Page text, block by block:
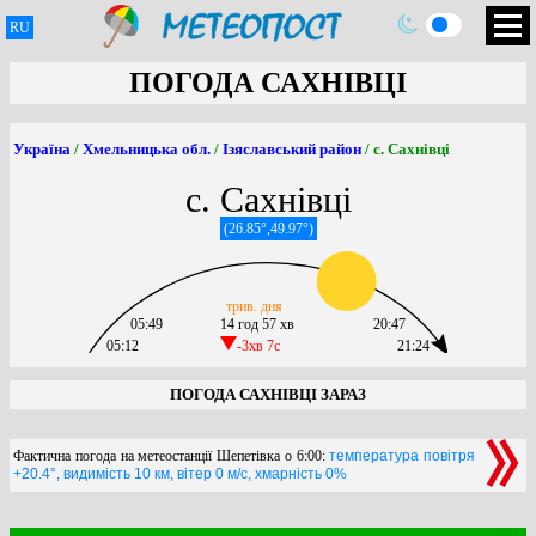
RU
ПОГОДА САХНІВЦІ
Україна / Хмельницька обл. / Ізяславський район / с. Сахнівці
с. Сахнівці
(26.85°,49.97°)
05:12
05:49
14 год 57 хв
-3хв 7c
трив. дня
21:24
20:47
ПОГОДА САХНІВЦІ ЗАРАЗ
Фактична погода на метеостанції Шепетівка о 6:00:температура повітря
+20.4°, видимість 10 км, вітер 0 м/с, хмарність 0%